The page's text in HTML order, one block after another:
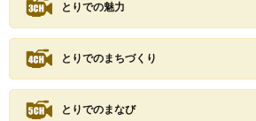
とりでの魅力
とりでのまちづくり
とりでのまなび